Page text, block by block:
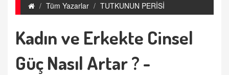
Tüm Yazarlar TUTKUNUN PERİSİ
Kadın ve Erkekte Cinsel
Güç Nasıl Artar ? -